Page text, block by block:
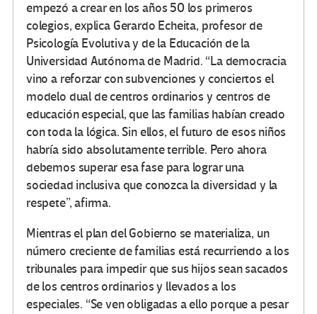
empezó a crear en los años 50 los primeros
colegios, explica Gerardo Echeita, profesor de
Psicología Evolutiva y de la Educación de la
Universidad Autónoma de Madrid. “La democracia
vino a reforzar con subvenciones y conciertos el
modelo dual de centros ordinarios y centros de
educación especial, que las familias habían creado
con toda la lógica. Sin ellos, el futuro de esos niños
habría sido absolutamente terrible. Pero ahora
debemos superar esa fase para lograr una
sociedad inclusiva que conozca la diversidad y la
respete”, afirma.
Mientras el plan del Gobierno se materializa, un
número creciente de familias está recurriendo a los
tribunales para impedir que sus hijos sean sacados
de los centros ordinarios y llevados a los
especiales. “Se ven obligadas a ello porque a pesar